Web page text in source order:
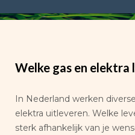
Welke gas en elektra
In Nederland werken
elektra uitleveren. Welke
sterk afhankelijk van je